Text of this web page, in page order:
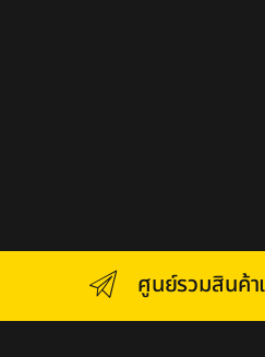
ศูนย์รวมสินค้